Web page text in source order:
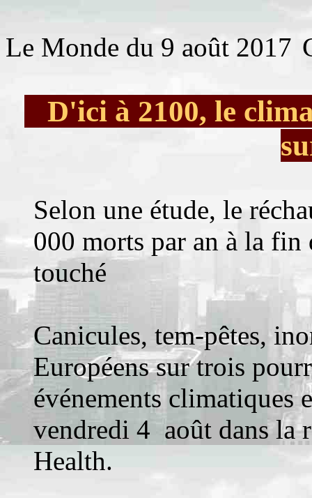
Le Monde du 9 août 2017
D'ici à 2100, le
Selon une étude, le
000 morts par an à la fin
touché
Canicules, tem-pêtes,
Européens sur trois
événements climatiques
vendredi 4 août dans la
Health.